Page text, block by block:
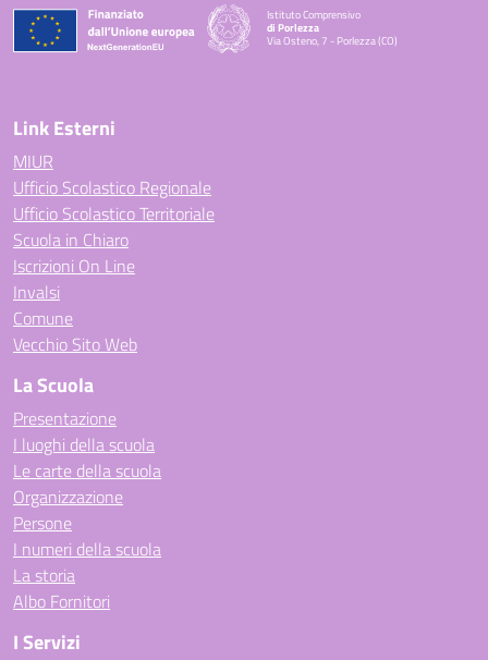
Istituto Comprensivo
di Porlezza
Via Osteno, 7 - Porlezza (CO)
Link Esterni
MIUR
Ufficio Scolastico Regionale
Ufficio Scolastico Territoriale
Scuola in Chiaro
Iscrizioni On Line
Invalsi
Comune
Vecchio Sito Web
La Scuola
Presentazione
I luoghi della scuola
Le carte della scuola
Organizzazione
Persone
I numeri della scuola
La storia
Albo Fornitori
I Servizi